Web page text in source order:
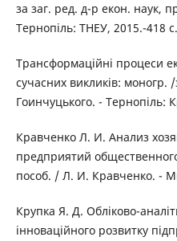
за заг. ред. д-р екон. наук,
Тернопіль: ТНЕУ, 2015.-418 с.
Трансформаційні процеси
сучасних викликів: моногр.
Гоинчуцького. - Тернопіль:
Кравченко Л. И. Анализ
предприятий
пособ. / Л. И. Кравченко. -
Крупка Я. Д. Обліково-
інноваційного розвитку